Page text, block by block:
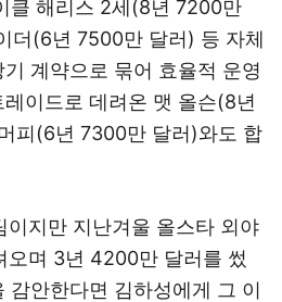
클 해리스 2세(8년 7200만
더(6년 7500만 달러) 등 자체
계약으로 묶어 효율적 운영
이드로 데려온 맷 올슨(8년
피(6년 7300만 달러)와도 합
이지만 지난겨울 올스타 외야
오며 3년 4200만 달러를 썼
감안한다면 김하성에게 그 이